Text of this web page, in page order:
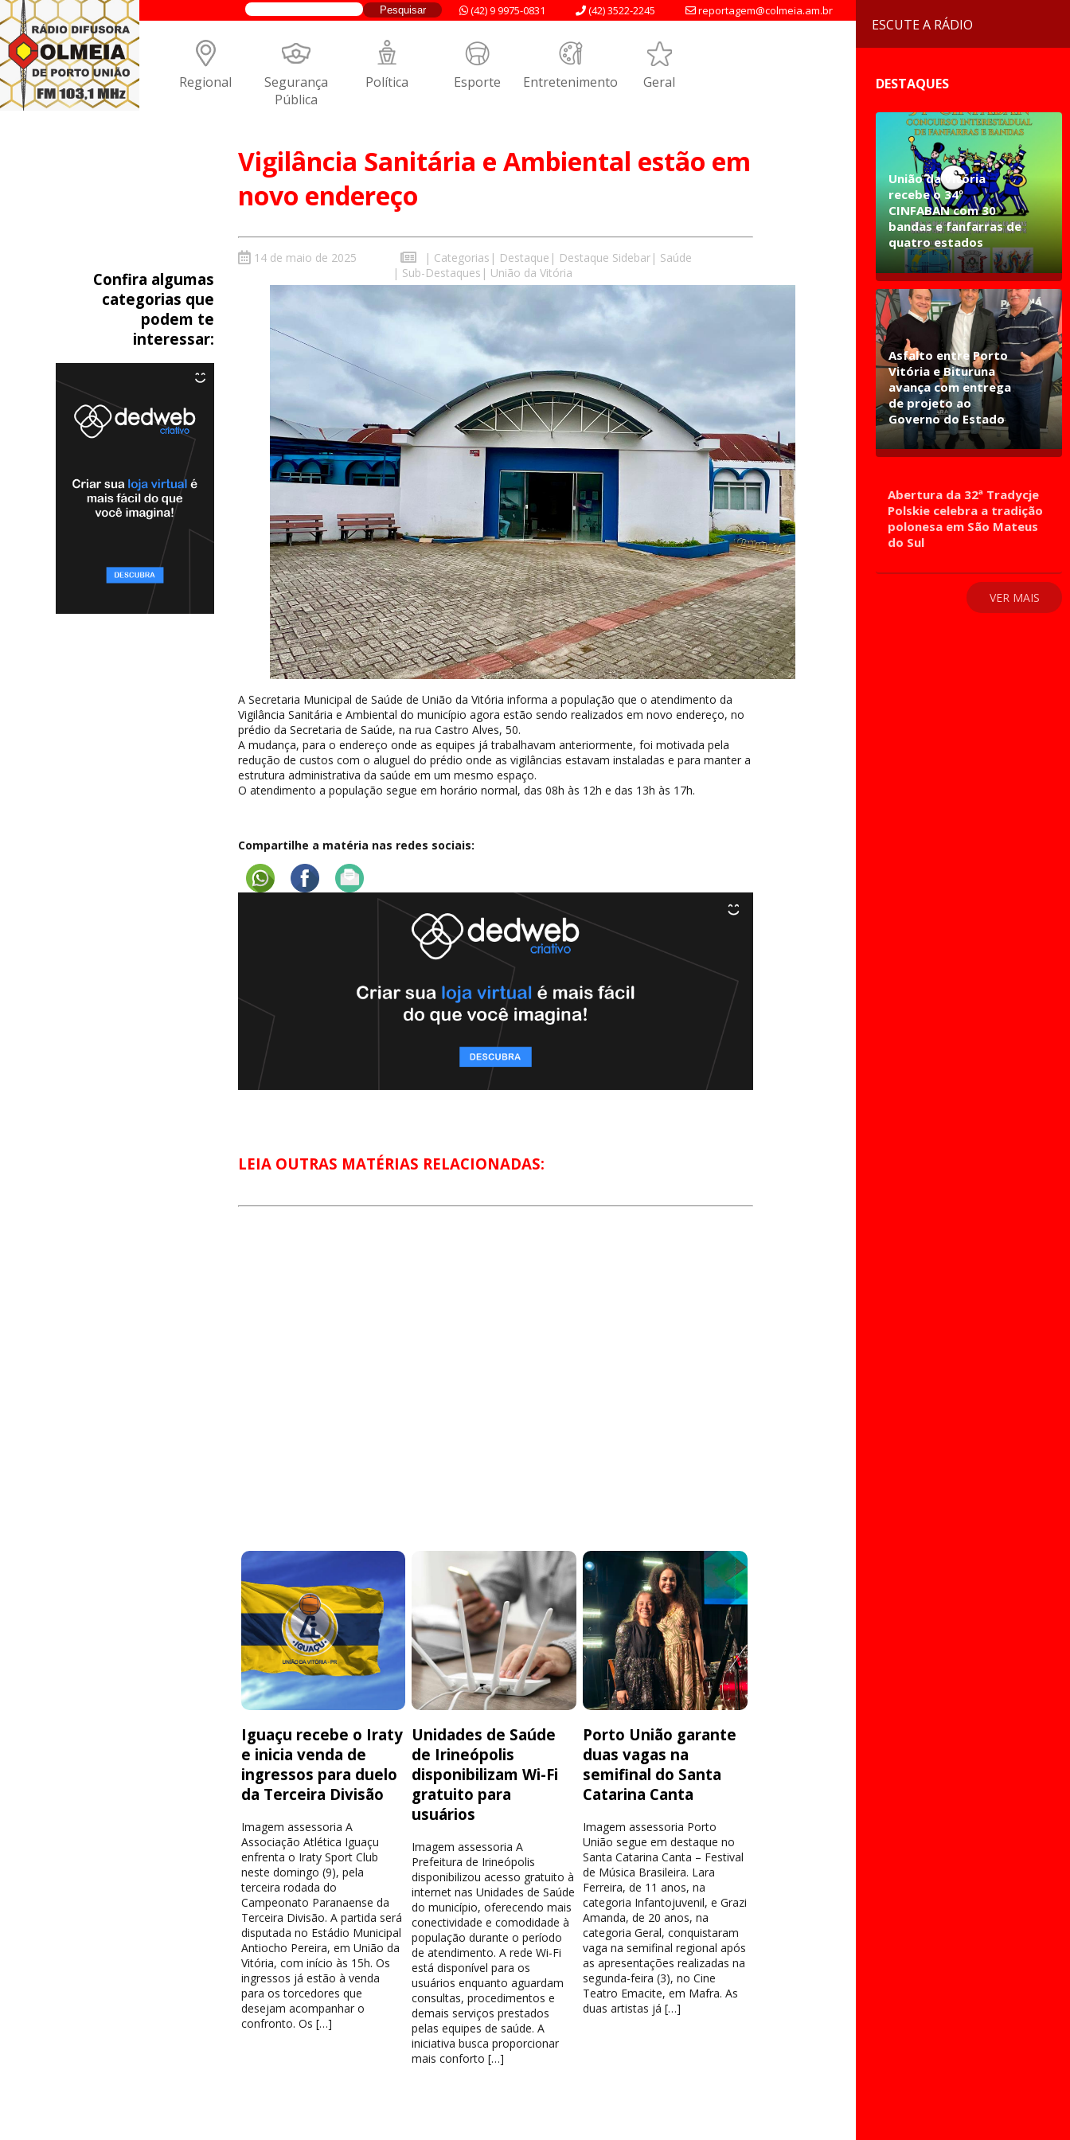
reportagem@colmeia.am.br
(42) 3522-2245
(42) 9 9975-0831
Regional Segurança
Pública
Política Esporte Entretenimento Geral
Vigilância Sanitária e Ambiental estão em
novo endereço
Confira algumas
categorias que
podem te
interessar:
14 de maio de 2025 | Categorias | Destaque | Destaque Sidebar| Saúde
| Sub-Destaques | União da Vitória
A Secretaria Municipal de Saúde de União da Vitória informa a população que o atendimento da
Vigilância Sanitária e Ambiental do município agora estão sendo realizados em novo endereço, no
prédio da Secretaria de Saúde, na rua Castro Alves, 50.
A mudança, para o endereço onde as equipes já trabalhavam anteriormente, foi motivada pela
redução de custos com o aluguel do prédio onde as vigilâncias estavam instaladas e para manter a
estrutura administrativa da saúde em um mesmo espaço.
O atendimento a população segue em horário normal, das 08h às 12h e das 13h às 17h.
Compartilhe a matéria nas redes sociais:
LEIA OUTRAS MATÉRIAS RELACIONADAS:
Iguaçu recebe o Iraty
e inicia venda de
ingressos para duelo
da Terceira Divisão
Imagem assessoria A
Associação Atlética Iguaçu
enfrenta o Iraty Sport Club
neste domingo (9), pela
terceira rodada do
Campeonato Paranaense da
Terceira Divisão. A partida será
disputada no Estádio Municipal
Antiocho Pereira, em União da
Vitória, com início às 15h. Os
ingressos já estão à venda
para os torcedores que
desejam acompanhar o
confronto. Os […]
Unidades de Saúde
de Irineópolis
disponibilizam Wi-Fi
gratuito para
usuários
Imagem assessoria A
Prefeitura de Irineópolis
disponibilizou acesso gratuito à
internet nas Unidades de Saúde
do município, oferecendo mais
conectividade e comodidade à
população durante o período
de atendimento. A rede Wi-Fi
está disponível para os
usuários enquanto aguardam
consultas, procedimentos e
demais serviços prestados
pelas equipes de saúde. A
iniciativa busca proporcionar
mais conforto […]
Porto União garante
duas vagas na
semifinal do Santa
Catarina Canta
Imagem assessoria Porto
União segue em destaque no
Santa Catarina Canta – Festival
de Música Brasileira. Lara
Ferreira, de 11 anos, na
categoria Infantojuvenil, e Grazi
Amanda, de 20 anos, na
categoria Geral, conquistaram
vaga na semifinal regional após
as apresentações realizadas na
segunda-feira (3), no Cine
Teatro Emacite, em Mafra. As
duas artistas já […]
ESCUTE A RÁDIO
DESTAQUES
União da Vitória
recebe o 34º
CINFABAN com 30
bandas e fanfarras de
quatro estados
Asfalto entre Porto
Vitória e Bituruna
avança com entrega
de projeto ao
Governo do Estado
Abertura da 32ª Tradycje
Polskie celebra a tradição
polonesa em São Mateus
do Sul
VER MAIS